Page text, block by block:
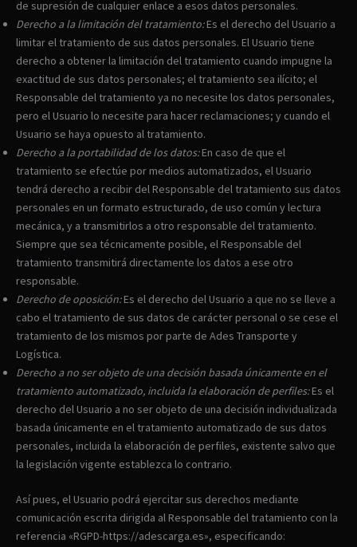
de supresión de cualquier enlace a esos datos personales.
Derecho a la limitación del tratamiento:Es el derecho del Usuario a
limitar el tratamiento de sus datos personales. El Usuario tiene
derecho a obtener la limitación del tratamiento cuando impugne la
exactitud de sus datos personales; el tratamiento sea ilícito; el
Responsable del tratamiento ya no necesite los datos personales,
pero el Usuario lo necesite para hacer reclamaciones; y cuando el
Usuario se haya opuesto al tratamiento.
Derecho a la portabilidad de los datos:En caso de que el
tratamiento se efectúe por medios automatizados, el Usuario
tendrá derecho a recibir del Responsable del tratamiento sus datos
personales en un formato estructurado, de uso común y lectura
mecánica, y a transmitirlos a otro responsable del tratamiento.
Siempre que sea técnicamente posible, el Responsable del
tratamiento transmitirá directamente los datos a ese otro
responsable.
Derecho de oposición:Es el derecho del Usuario a que no se lleve a
cabo el tratamiento de sus datos de carácter personal o se cese el
tratamiento de los mismos por parte de Ades Transporte y
Logística.
Derecho a no ser objeto de una decisión basada únicamente en el
tratamiento automatizado, incluida la elaboración de perfiles:Es el
derecho del Usuario a no ser objeto de una decisión individualizada
basada únicamente en el tratamiento automatizado de sus datos
personales, incluida la elaboración de perfiles, existente salvo que
la legislación vigente establezca lo contrario.
Así pues, el Usuario podrá ejercitar sus derechos mediante
comunicación escrita dirigida al Responsable del tratamiento con la
referencia «RGPD-https://adescarga.es», especificando: